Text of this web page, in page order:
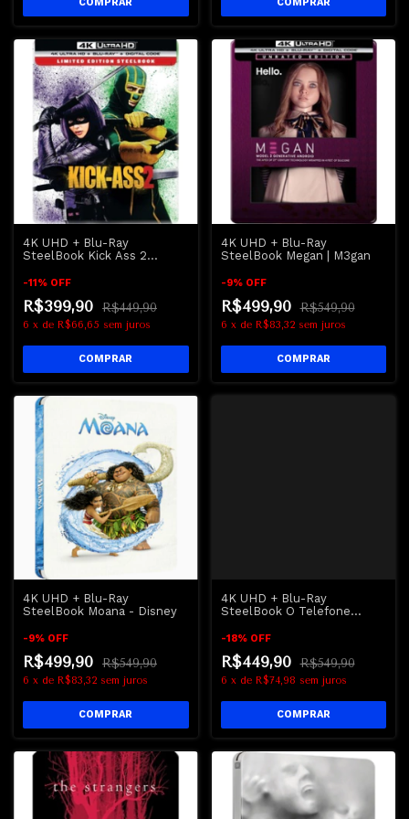
4K UHD + Blu-Ray
SteelBook Kick Ass 2
-11% OFF
R$399,90 R$449,90
6 x de R$66,65 sem juros
4K UHD + Blu-Ray
SteelBook Megan | M3gan
-9% OFF
R$499,90 R$549,90
6 x de R$83,32 sem juros
4K UHD + Blu-Ray
SteelBook Moana - Disney
-9% OFF
R$499,90 R$549,90
6 x de R$83,32 sem juros
4K UHD + Blu-Ray
SteelBook O Telefone
-18% OFF
R$449,90 R$549,90
6 x de R$74,98 sem juros